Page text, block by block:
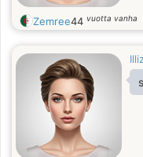
Zemree44 vuotta vanha